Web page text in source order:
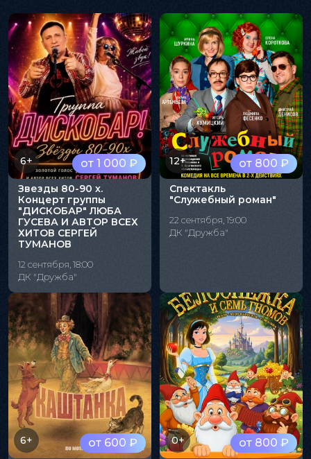
от 1 000 ₽
6+
Звезды 80-90 х.
Концерт группы
"ДИСКОБАР" ЛЮБА
ГУСЕВА И АВТОР ВСЕХ
ХИТОВ СЕРГЕЙ
ТУМАНОВ
12 сентября, 18:00
ДК "Дружба"
от 800 ₽
12+
Спектакль
"Служебный роман"
22 сентября, 19:00
ДК "Дружба"
от 600 ₽
6+ от 800 ₽
0+